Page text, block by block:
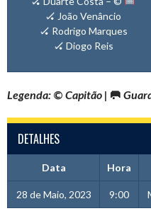
🏑 João Venâncio
🏑 Rodrigo Marques
🏑 Diogo Reis
Legenda: © Capitão | 🥅
DETALHES
Data Hora
28 de Maio, 2023 9:00